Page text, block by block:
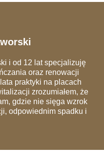
i od 12 lat specjalizuję
oraz renowacji
praktyki na placach
zrozumiałem, że
gdzie nie sięga wzrok
odpowiednim spadku i
dwa sezony. Analizuję